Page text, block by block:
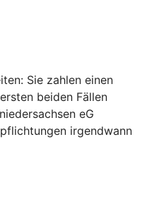
Sie zahlen einen
beiden Fällen
eG
irgendwann